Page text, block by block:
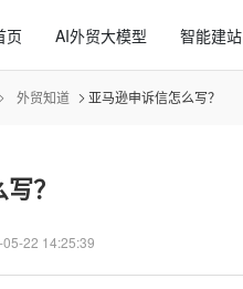
页 AI外贸大模型 智能建站
外贸知道 亚马逊申诉信怎么写？
？
22 14:25:39